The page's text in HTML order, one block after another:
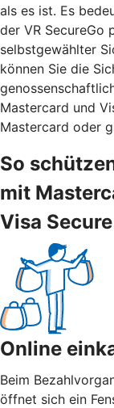
als es ist. Es
der VR SecureGo
selbstgewählter
können Sie die
Mastercard und
Mastercard oder
So
mit
Visa Secure
Online
Beim
öffnet sich ein